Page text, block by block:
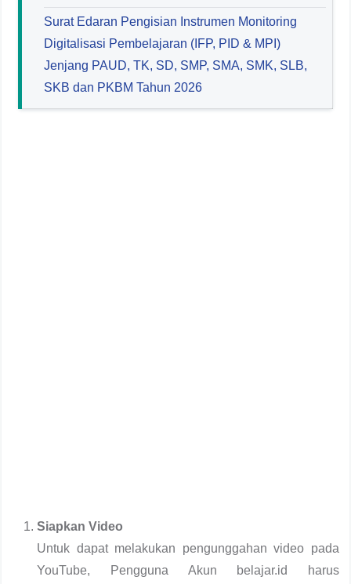
Surat Edaran Pengisian Instrumen Monitoring
Digitalisasi Pembelajaran (IFP, PID & MPI)
Jenjang PAUD, TK, SD, SMP, SMA, SMK, SLB,
SKB dan PKBM Tahun 2026
Siapkan Video
Untuk dapat melakukan pengunggahan video pada
YouTube, Pengguna Akun belajar.id harus